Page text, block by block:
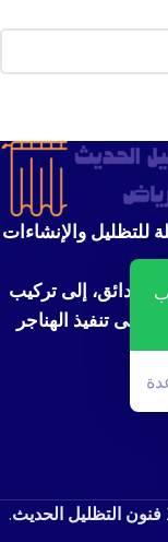
للتظليل والإنشاءات
إلى تركيب
إلى تنفيذ الهناجر
فنون التظليل الحديث.